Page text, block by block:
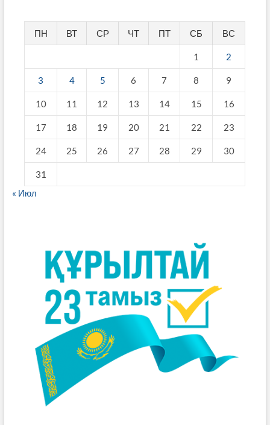
ПН ВТ СР ЧТ ПТ СБ ВС
1 2
3 4 5 6 7 8 9
10 11 12 13 14 15 16
17 18 19 20 21 22 23
24 25 26 27 28 29 30
31
« Июл